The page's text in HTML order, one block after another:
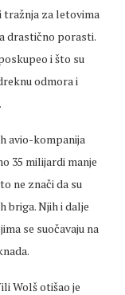
tražnja za letovima
drastično porasti.
i što su
odmora i
avio-kompanija
35 milijardi manje
ne znači da su
briga. Njih i dalje
se suočavaju na
Wolš otišao je